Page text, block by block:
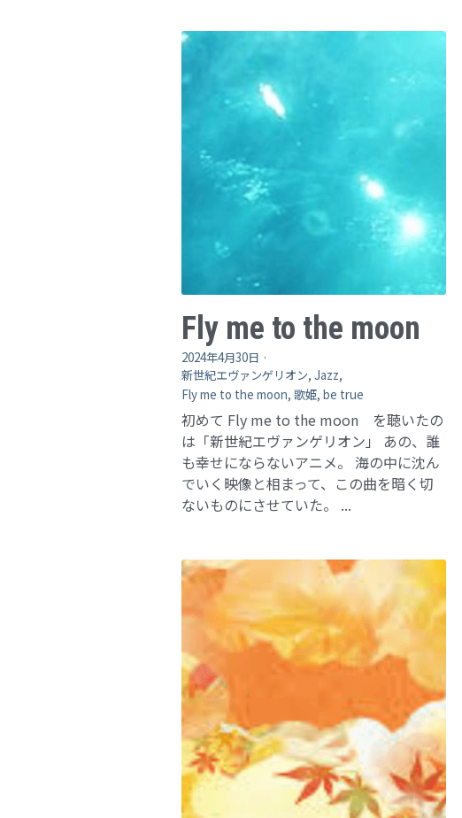
Fly me to the moon
2024年4月30日 ·
新世紀エヴァンゲリオン, Jazz,
Fly me to the moon, 歌姫, be true
初めて Fly me to the moon を聴いたの
は「新世紀エヴァンゲリオン」 あの、誰
も幸せにならないアニメ。 海の中に沈ん
でいく映像と相まって、この曲を暗く切
ないものにさせていた。 ...